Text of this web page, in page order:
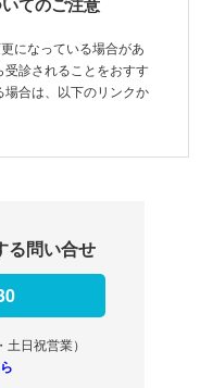
になっている場合があ
受診されることをおすす
合は、以下のリンクか
る問い合せ
日祝営業）